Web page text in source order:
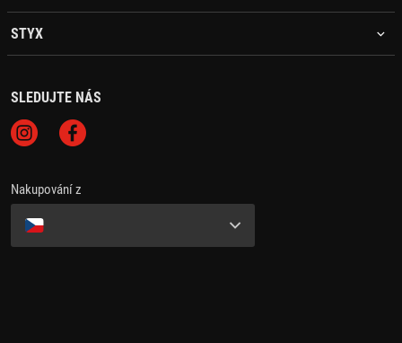
STYX
SLEDUJTE NÁS
Nakupování z